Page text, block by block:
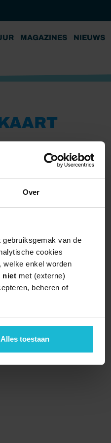
Over
van de
cookies
welke enkel worden
niet met (externe)
beheren of
Alles toestaan
MAGAZINES NIEUWS